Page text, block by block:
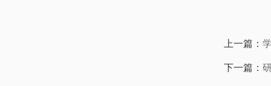
上一篇：
下一篇：